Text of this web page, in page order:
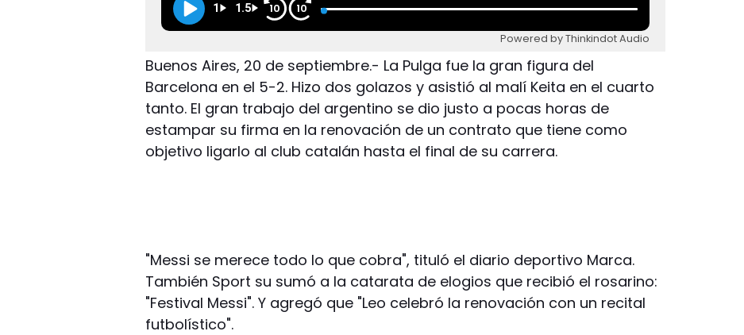
1 1.5 10 10
Powered by Thinkindot Audio
Buenos Aires, 20 de septiembre.- La Pulga fue la gran figura del
Barcelona en el 5-2. Hizo dos golazos y asistió al malí Keita en el cuarto
tanto. El gran trabajo del argentino se dio justo a pocas horas de
estampar su firma en la renovación de un contrato que tiene como
objetivo ligarlo al club catalán hasta el final de su carrera.
"Messi se merece todo lo que cobra", tituló el diario deportivo Marca.
También Sport su sumó a la catarata de elogios que recibió el rosarino:
"Festival Messi". Y agregó que "Leo celebró la renovación con un recital
futbolístico".